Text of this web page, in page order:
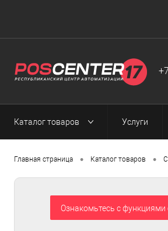
Каталог товаров Услуги
Главная страница • Каталог товаров •
Ознакомьтесь с функциями